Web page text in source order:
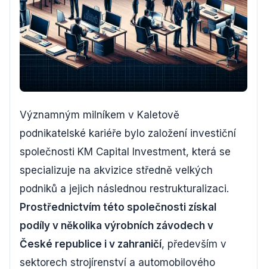
Významným milníkem v Kaletově
podnikatelské kariéře bylo založení investiční
společnosti KM Capital Investment, která se
specializuje na akvizice středně velkých
podniků a jejich následnou restrukturalizaci.
Prostřednictvím této společnosti získal
podíly v několika výrobních závodech v
České republice i v zahraničí, především v
sektorech strojírenství a automobilového